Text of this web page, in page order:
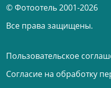
© Фотоотель 2001-2026
Все права защищены.
Пользовательское
Согласие на обработку